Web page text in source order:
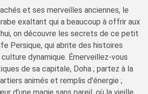
et ses merveilles anciennes, le
exaltant qui a beaucoup à offrir aux
on découvre les secrets de ce petit
Persique, qui abrite des histoires
dynamique. Émerveillez-vous
de sa capitale, Doha ; partez à la
animés et remplis d'énergie ;